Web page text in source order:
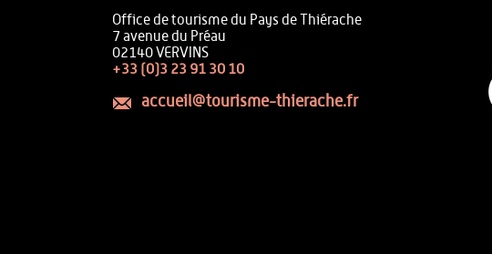
Office de tourisme du Pays de Thiérache
7 avenue du Préau
02140 VERVINS
+33 (0)3 23 91 30 10
accueil@tourisme-thierache.fr